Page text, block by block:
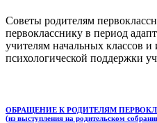
Советы родителям
первокласснику в период
учителям начальных классов и
психологической поддержки
ОБРАЩЕНИЕ К РОДИТЕЛЯМ
(из выступления на родительском